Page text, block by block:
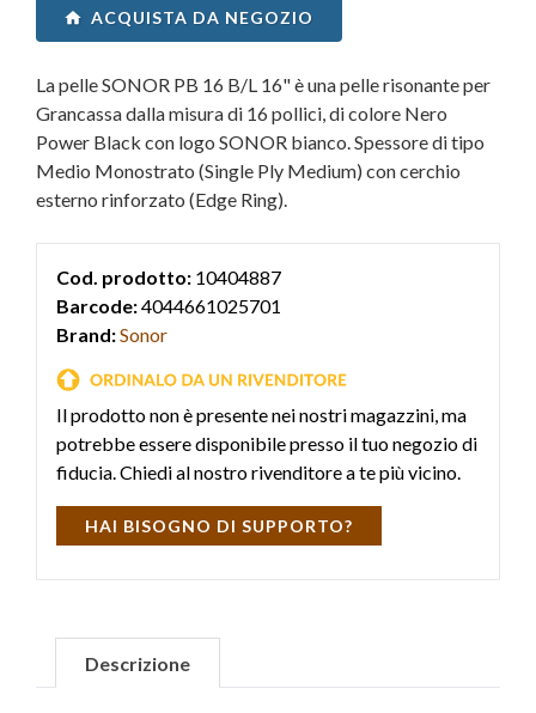
ACQUISTA DA NEGOZIO
La pelle SONOR PB 16 B/L 16" è una pelle risonante per
Grancassa dalla misura di 16 pollici, di colore Nero
Power Black con logo SONOR bianco. Spessore di tipo
Medio Monostrato (Single Ply Medium) con cerchio
esterno rinforzato (Edge Ring).
Cod. prodotto: 10404887
Barcode:4044661025701
Brand:Sonor
Il prodotto non è presente nei nostri magazzini, ma
potrebbe essere disponibile presso il tuo negozio di
fiducia. Chiedi al nostro rivenditore a te più vicino.
HAI BISOGNO DI SUPPORTO?
Descrizione